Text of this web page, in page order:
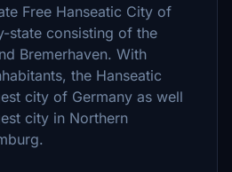
Free Hanseatic City of
state consisting of the
Bremerhaven. With
the Hanseatic
city of Germany as well
city in Northern